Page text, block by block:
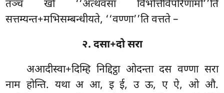
तञ्च खो ‘‘अत्थवसा विभत्तिविपरिणामो’’ति
सत्तम्यन्त+मभिसम्बन्धीयते, ‘‘वण्णा’’ति वत्तते –
२. दसा+दो सरा
अआदीस्वा+दिम्हि निद्दिट्ठा ओदन्ता दस वण्णा सरा
नाम होन्ति. यथा अ आ, इ ई, उ ऊ, ए ऐ, ओ औ.